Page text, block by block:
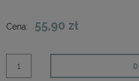
Cena: 55,90 zł